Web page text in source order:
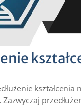
Zazwyczaj